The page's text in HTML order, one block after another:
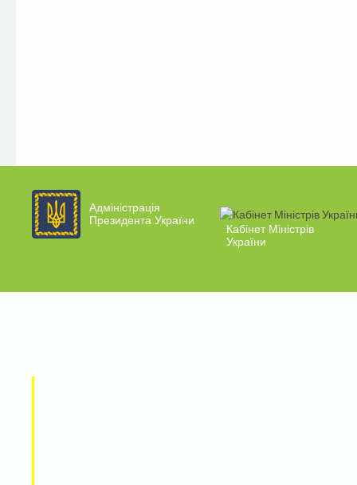
Адміністрація
Президента України
Кабінет Міністрів
України